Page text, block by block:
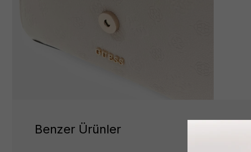
Benzer Ürünler